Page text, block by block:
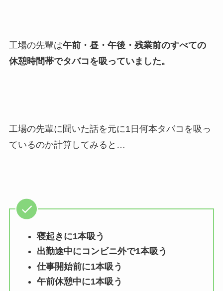
工場の先輩は午前・昼・午後・残業前のすべての
休憩時間帯でタバコを吸っていました。
工場の先輩に聞いた話を元に1日何本タバコを吸っ
ているのか計算してみると…
寝起きに1本吸う
出勤途中にコンビニ外で1本吸う
仕事開始前に1本吸う
午前休憩中に1本吸う